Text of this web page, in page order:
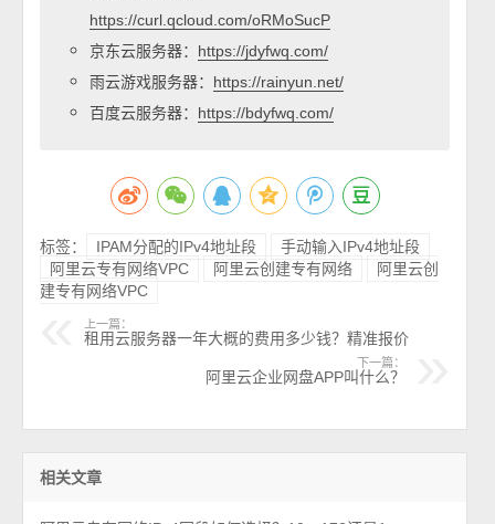
https://curl.qcloud.com/oRMoSucP
京东云服务器： https://jdyfwq.com/
雨云游戏服务器： https://rainyun.net/
百度云服务器： https://bdyfwq.com/
标签： IPAM分配的IPv4地址段
手动输入IPv4地址段
阿里云专有网络VPC
阿里云创建专有网络
阿里云创
建专有网络VPC
上一篇：
租用云服务器一年大概的费用多少钱？精准报价
下一篇：
阿里云企业网盘APP叫什么？
相关文章